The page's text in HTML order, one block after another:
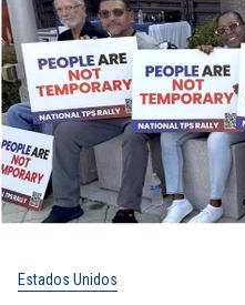
Estados Unidos